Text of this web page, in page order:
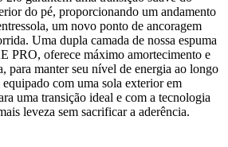
do pé, proporcionando um andamento
um novo ponto de ancoragem
Uma dupla camada de nossa espuma
oferece máximo amortecimento e
para manter seu nível de energia ao longo
com uma sola exterior em
uma transição ideal e com a tecnologia
leveza sem sacrificar a aderência.